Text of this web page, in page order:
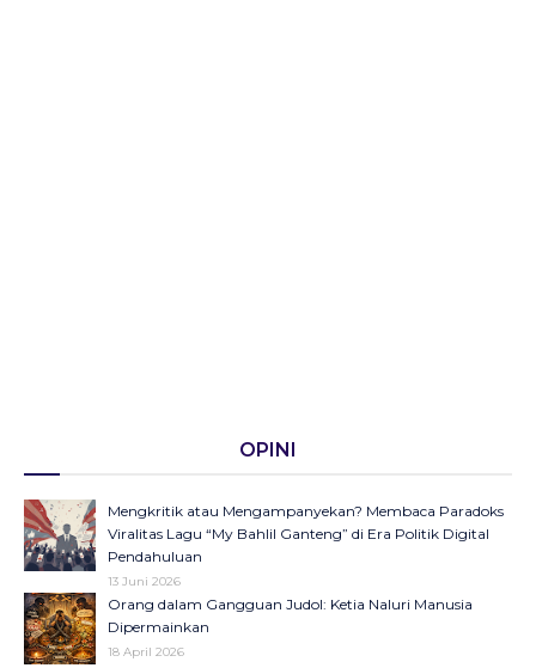
OPINI
Mengkritik atau Mengampanyekan? Membaca Paradoks
Viralitas Lagu “My Bahlil Ganteng” di Era Politik Digital
Pendahuluan
13 Juni 2026
Orang dalam Gangguan Judol: Ketia Naluri Manusia
Dipermainkan
18 April 2026